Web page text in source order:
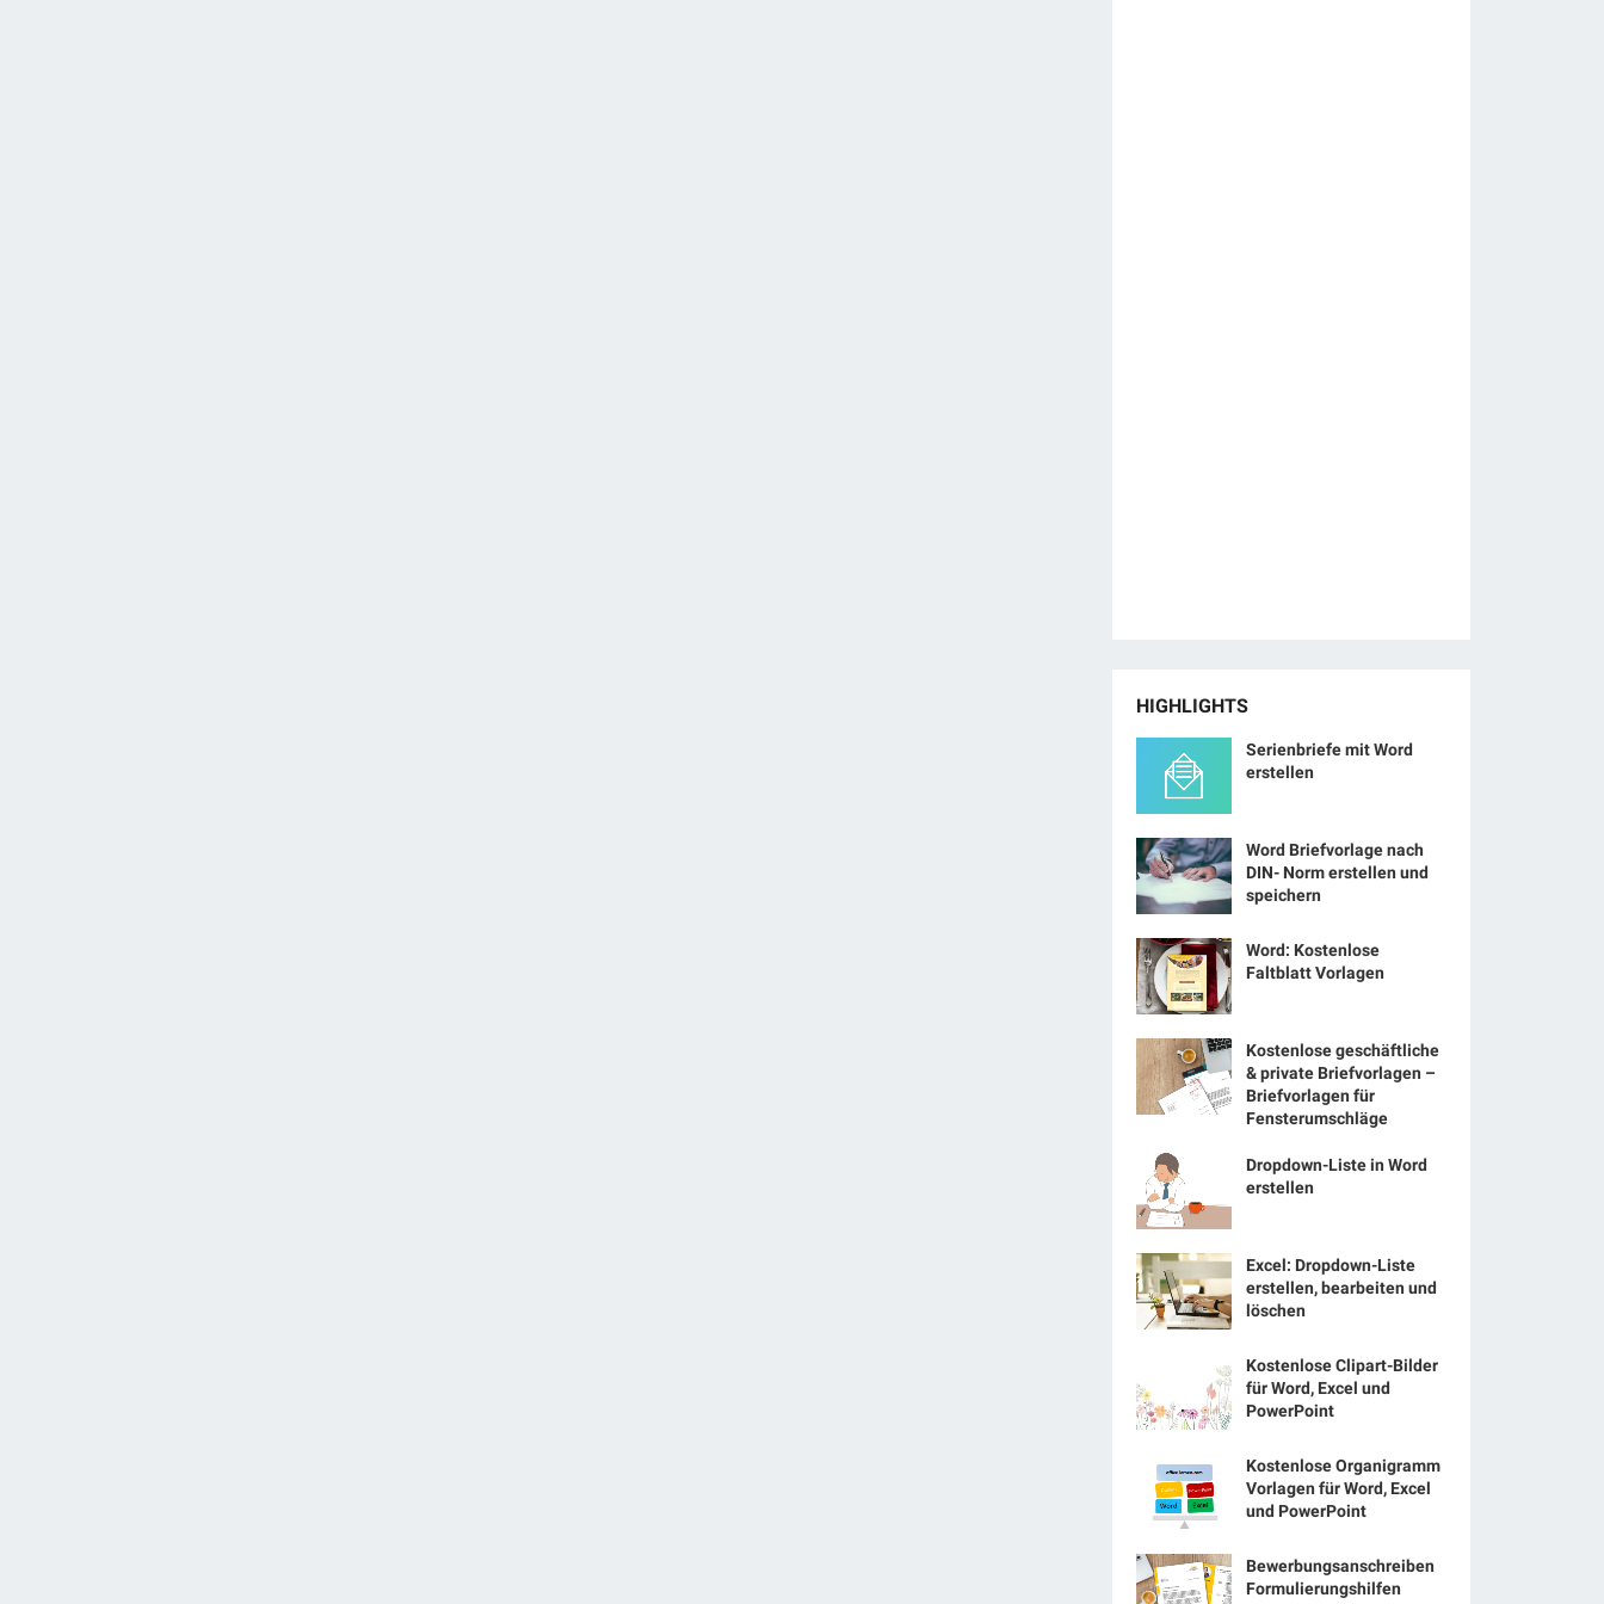
HIGHLIGHTS
Serienbriefe mit Word
erstellen
Word Briefvorlage nach
DIN- Norm erstellen und
speichern
Word: Kostenlose
Faltblatt Vorlagen
Kostenlose geschäftliche
& private Briefvorlagen –
Briefvorlagen für
Fensterumschläge
Dropdown-Liste in Word
erstellen
Excel: Dropdown-Liste
erstellen, bearbeiten und
löschen
Kostenlose Clipart-Bilder
für Word, Excel und
PowerPoint
Kostenlose Organigramm
Vorlagen für Word, Excel
und PowerPoint
Bewerbungsanschreiben
Formulierungshilfen